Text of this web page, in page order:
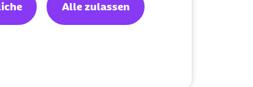
Alle zulassen